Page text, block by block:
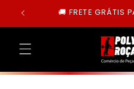
para o
conteúdo
🚚 FRETE GRÁTIS